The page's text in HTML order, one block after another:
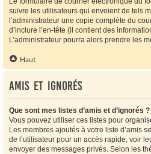
suivre les utilisateurs qui envoient de tels
l’administrateur une copie complète du
d’inclure l’en-tête (il contient des
L’administrateur pourra alors prendre les
Haut
Amis et ignorés
Que sont mes listes d’amis et d’ignorés ?
Vous pouvez utiliser ces listes pour
Les membres ajoutés à votre liste d’amis
de l’utilisateur pour un accès rapide, voir
envoyer des messages privés. Selon les